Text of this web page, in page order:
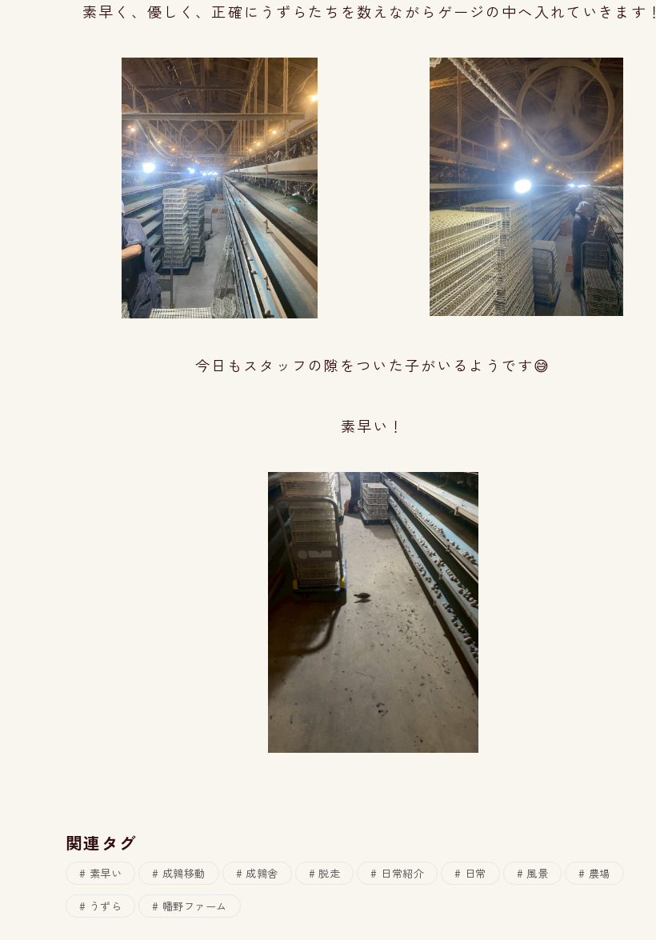
素早く、優しく、正確にうずらたちを数えながらゲージの中へ入れていきます！
今日もスタッフの隙をついた子がいるようです😅
素早い！
関連タグ
素早い 成鶉移動 成鶉舎 脱走 日常紹介 日常 風景 農場
うずら 幡野ファーム